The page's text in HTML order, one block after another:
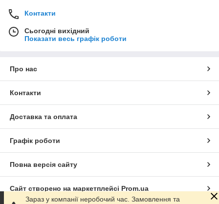
Контакти
Сьогодні вихідний
Показати весь графік роботи
Про нас
Контакти
Доставка та оплата
Графік роботи
Повна версія сайту
Сайт створено на маркетплейсі Prom.ua
Зараз у компанії неробочий час. Замовлення та